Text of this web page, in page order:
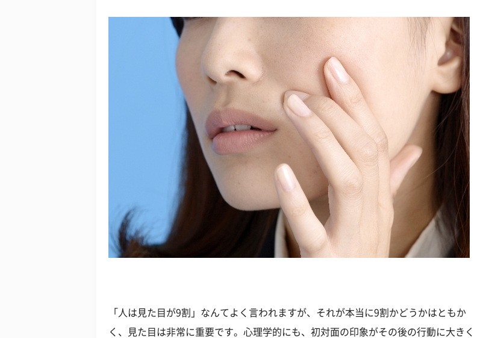
「人は見た目が9割」なんてよく言われますが、それが本当に9割かどうかはともか
く、見た目は非常に重要です。心理学的にも、初対面の印象がその後の行動に大きく